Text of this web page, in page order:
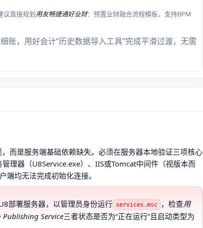
议直接规划用友畅捷通好业财：预置业财融合流程模板，支持BPM
账，用好会计“历史数据导入工具”完成平滑过渡，无需
而是服务端基础依赖缺失。必须在服务器本地验证三项核心
理器（U8Service.exe）、IIS或Tomcat中间件（视版本而
端均无法完成初始化连接。
部署服务器，以管理员身份运行 services.msc ，检查用
Publishing Service三者状态是否为“正在运行”且启动类型为